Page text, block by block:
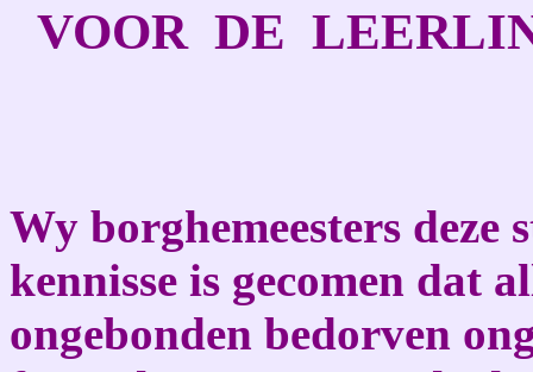
VOOR DE
Wy borghemeesters deze
kennisse is gecomen dat
ongebonden bedorven